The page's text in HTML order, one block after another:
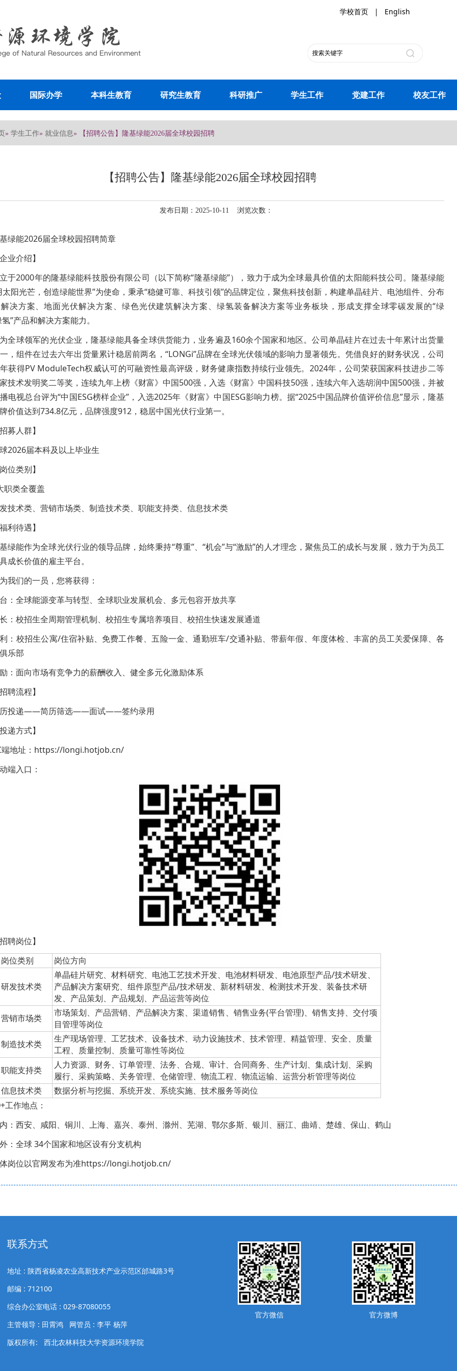
学校首页 | English
国际办学 本科生教育 研究生教育 科研推广 学生工作 党建工作 校友工作
» 学生工作» 就业信息» 【招聘公告】隆基绿能2026届全球校园招聘
【招聘公告】隆基绿能2026届全球校园招聘
发布日期：2025-10-11 浏览次数：
绿能2026届全球校园招聘简章
企业介绍】
于2000年的隆基绿能科技股份有限公司（以下简称“隆基绿能”），致力于成为全球最具价值的太阳能科技公司。隆基绿能
太阳光芒，创造绿能世界”为使命，秉承“稳健可靠、科技引领”的品牌定位，聚焦科技创新，构建单晶硅片、电池组件、分布
决方案、地面光伏解决方案、绿色光伏建筑解决方案、绿氢装备解决方案等业务板块，形成支撑全球零碳发展的“绿
氢”产品和解决方案能力。
全球领军的光伏企业，隆基绿能具备全球供货能力，业务遍及160余个国家和地区。公司单晶硅片在过去十年累计出货量
，组件在过去六年出货量累计稳居前两名，“LONGi”品牌在全球光伏领域的影响力显著领先。凭借良好的财务状况，公司
获得PV ModuleTech权威认可的可融资性最高评级，财务健康指数持续行业领先。2024年，公司荣获国家科技进步二等
技术发明奖二等奖 ，连续九年上榜《财富》中国500强，入选《财富》中国科技50强，连续六年入选胡润中国500强，并被
电视总台评为“中国ESG榜样企业”，入选2025年《财富》中国ESG影响力榜。据“2025中国品牌价值评价信息”显示，隆基
价值达到734.8亿元，品牌强度912，稳居中国光伏行业第一。
招募人群】
2026届本科及以上毕业生
岗位类别】
职类全覆盖
技术类、营销市场类、制造技术类、职能支持类、信息技术类
福利待遇】
绿能作为全球光伏行业的领导品牌，始终秉持“尊重”、“机会”与“激励”的人才理念，聚焦员工的成长与发展，致力于为员工
成长价值的雇主平台。
我们的一员，您将获得：
：全球能源变革与转型、全球职业发展机会、多元包容开放共享
：校招生全周期管理机制、校招生专属培养项目、校招生快速发展通道
：校招生公寓/住宿补贴、免费工作餐、五险一金、通勤班车/交通补贴、带薪年假、年度体检、丰富的员工关爱保障、各
乐部
：面向市场有竞争力的薪酬收入、健全多元化激励体系
招聘流程】
投递——简历筛选——面试——签约录用
投递方式】
端地址：https://longi.hotjob.cn/
端入口：
招聘岗位】
岗位类别 岗位方向
研发技术类
单晶硅片研究、材料研究、电池工艺技术开发、电池材料研发、电池原型产品/技术研发、
产品解决方案研究、组件原型产品/技术研发、新材料研发、检测技术开发、装备技术研
发、产品策划、产品规划、产品运营等岗位
营销市场类
市场策划、产品营销、产品解决方案、渠道销售、销售业务(平台管理)、销售支持、交付项
目管理等岗位
制造技术类
生产现场管理、工艺技术、设备技术、动力设施技术、技术管理、精益管理、安全、质量
工程、质量控制、质量可靠性等岗位
职能支持类
人力资源、财务、订单管理、法务、合规、审计、合同商务、生产计划、集成计划、采购
履行、采购策略、关务管理、仓储管理、物流工程、物流运输、运营分析管理等岗位
信息技术类
数据分析与挖掘、系统开发、系统实施、技术服务等岗位
工作地点：
：西安、咸阳、铜川、上海、嘉兴、泰州、滁州、芜湖、鄂尔多斯、银川、丽江、曲靖、楚雄、保山、鹤山
：全球 34个国家和地区设有分支机构
岗位以官网发布为准https://longi.hotjob.cn/
联系方式
地址 : 陕西省杨凌农业高新技术产业示范区邰城路3号
邮编 : 712100
综合办公室电话 : 029-87080055
主管领导 : 田霄鸿 网管员 : 李平 杨萍
版权所有: 西北农林科技大学资源环境学院
官方微信 官方微博